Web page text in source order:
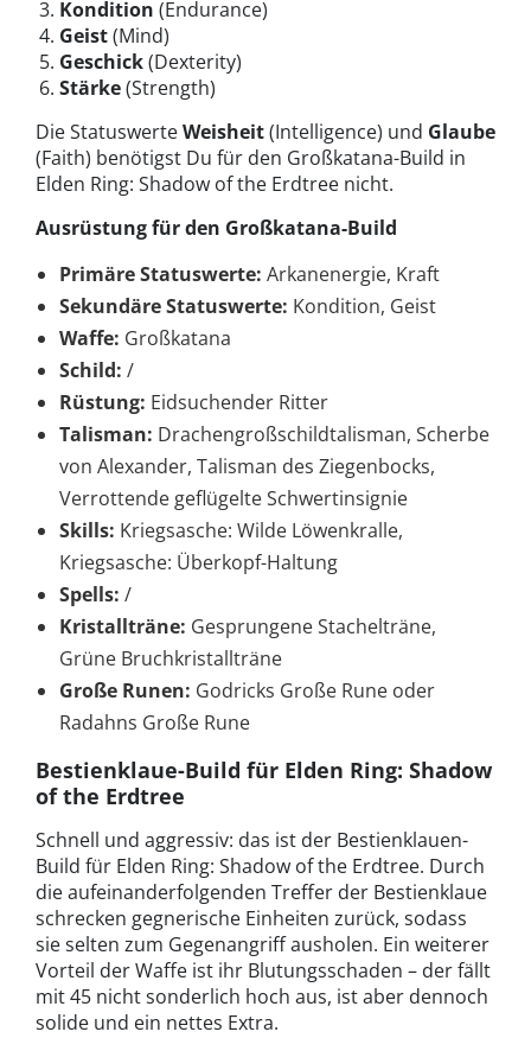
Kondition (Endurance)
Geist(Mind)
Geschick(Dexterity)
Stärke(Strength)
Die StatuswerteWeisheit(Intelligence) und Glaube
(Faith) benötigst Du für den Großkatana-Build in
Elden Ring: Shadow of the Erdtree nicht.
Ausrüstung für den Großkatana-Build
Primäre Statuswerte: Arkanenergie, Kraft
Sekundäre Statuswerte: Kondition, Geist
Waffe: Großkatana
Schild: /
Rüstung: Eidsuchender Ritter
Talisman: Drachengroßschildtalisman, Scherbe
von Alexander, Talisman des Ziegenbocks,
Verrottende geflügelte Schwertinsignie
Skills: Kriegsasche: Wilde Löwenkralle,
Kriegsasche: Überkopf-Haltung
Spells: /
Kristallträne: Gesprungene Stachelträne,
Grüne Bruchkristallträne
Große Runen: Godricks Große Rune oder
Radahns Große Rune
Bestienklaue-Build für Elden Ring: Shadow
of the Erdtree
Schnell und aggressiv: das ist der Bestienklauen-
Build für Elden Ring: Shadow of the Erdtree. Durch
die aufeinanderfolgenden Treffer der Bestienklaue
schrecken gegnerische Einheiten zurück, sodass
sie selten zum Gegenangriff ausholen. Ein weiterer
Vorteil der Waffe ist ihr Blutungsschaden – der fällt
mit 45 nicht sonderlich hoch aus, ist aber dennoch
solide und ein nettes Extra.